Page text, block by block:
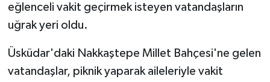
eğlenceli vakit geçirmek isteyen vatandaşların
uğrak yeri oldu.
Üsküdar'daki Nakkaştepe Millet Bahçesi'ne gelen
vatandaşlar, piknik yaparak aileleriyle vakit